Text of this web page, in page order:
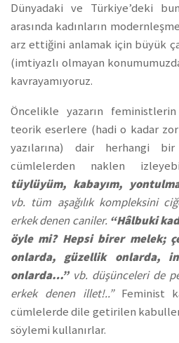
Dünyadaki ve Türkiye’deki
arasında kadınların
arz ettiğini anlamak için büyük
(imtiyazlı olmayan
kavrayamıyoruz.
Öncelikle yazarın feministlerin
teorik eserlere (hadi o kadar
yazılarına) dair herhangi
cümlelerden naklen
tüylüyüm, kabayım,
vb. tüm aşağılık kompleksini
erkek denen caniler. “Hâlbuki
öyle mi? Hepsi birer melek;
onlarda, güzellik onlarda,
onlarda…”vb. düşünceleri de
erkek denen illet!..”Feminist
cümlelerde dile getirilen
söylemi kullanırlar.